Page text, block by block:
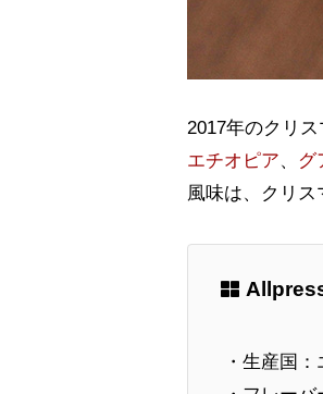
2017年のクリス
エチオピア、 グ
風味は、クリス
・生産国